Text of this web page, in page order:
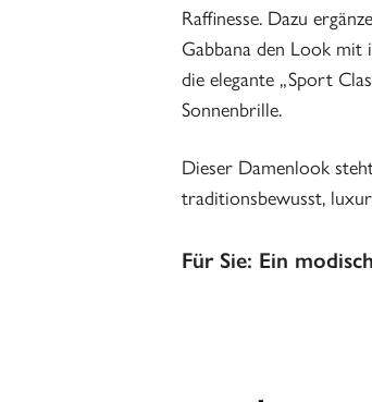
Raffinesse. Dazu
Gabbana den Look mit
die elegante „Sport
Sonnenbrille.
Dieser Damenlook
traditionsbewusst,
Für Sie: Ein